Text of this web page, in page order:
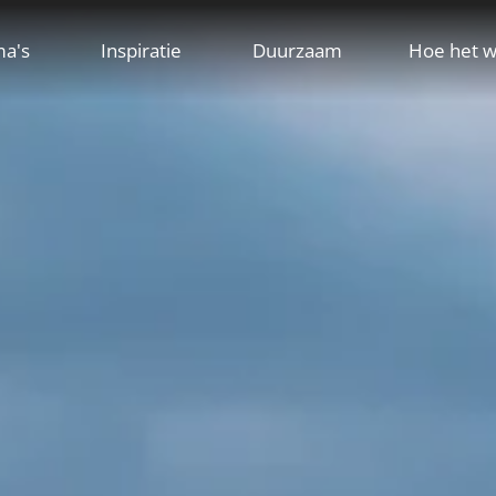
Inspiratie Duurzaam Hoe het